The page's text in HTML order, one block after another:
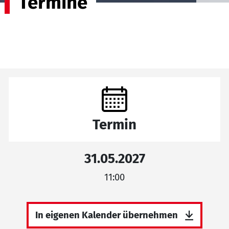
Termin
31.05.2027
11:00
In eigenen Kalender übernehmen